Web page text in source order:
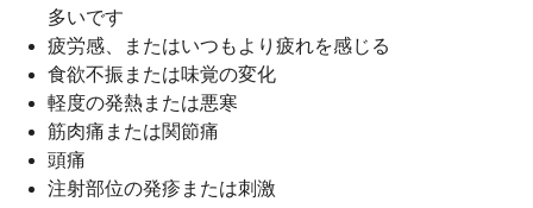
多いです
疲労感、またはいつもより疲れを感じる
食欲不振または味覚の変化
軽度の発熱または悪寒
筋肉痛または関節痛
頭痛
注射部位の発疹または刺激